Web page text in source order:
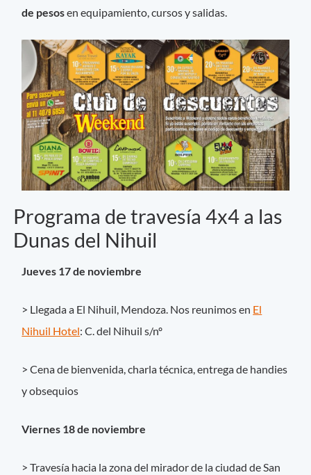
de pesosen equipamiento, cursos y salidas.
Programa de travesía 4x4 a las
Dunas del Nihuil
Jueves 17 de noviembre
> Llegada a El Nihuil, Mendoza. Nos reunimos en El
Nihuil Hotel: C. del Nihuil s/nº
> Cena de bienvenida, charla técnica, entrega de handies
y obsequios
Viernes 18 de noviembre
> Travesía hacia la zona del mirador de la ciudad de San